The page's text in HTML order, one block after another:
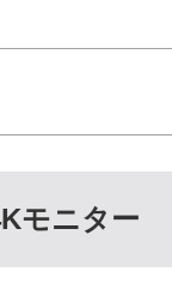
モニター